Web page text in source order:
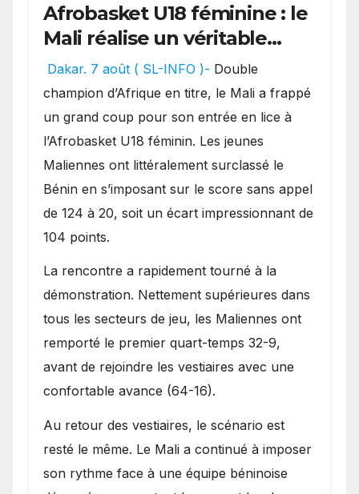
Afrobasket U18 féminine : le
Mali réalise un véritable
festival offensif et inflige
une lourde défaite au
Bénin.
Dakar. 7 août ( SL-INFO )- Double
champion d’Afrique en titre, le Mali a frappé
un grand coup pour son entrée en lice à
l’Afrobasket U18 féminin. Les jeunes
Maliennes ont littéralement surclassé le
Bénin en s’imposant sur le score sans appel
de 124 à 20, soit un écart impressionnant de
104 points.
La rencontre a rapidement tourné à la
démonstration. Nettement supérieures dans
tous les secteurs de jeu, les Maliennes ont
remporté le premier quart-temps 32-9,
avant de rejoindre les vestiaires avec une
confortable avance (64-16).
Au retour des vestiaires, le scénario est
resté le même. Le Mali a continué à imposer
son rythme face à une équipe béninoise